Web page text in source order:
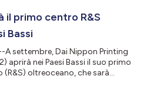
a dispositivi più sofis...
il primo centro R&S
Bassi
A settembre, Dai Nippon Printing
aprirà nei Paesi Bassi il suo primo
oltreoceano, che sarà